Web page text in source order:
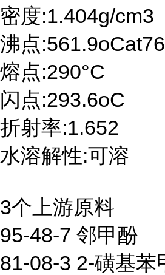
密度:1.404g/cm3
沸点
熔点:290°C
闪点:293.6oC
折射率:1.652
水溶解性:可溶
3个上游原料
95-48-7 邻甲酚
81-08-3 2-磺基苯